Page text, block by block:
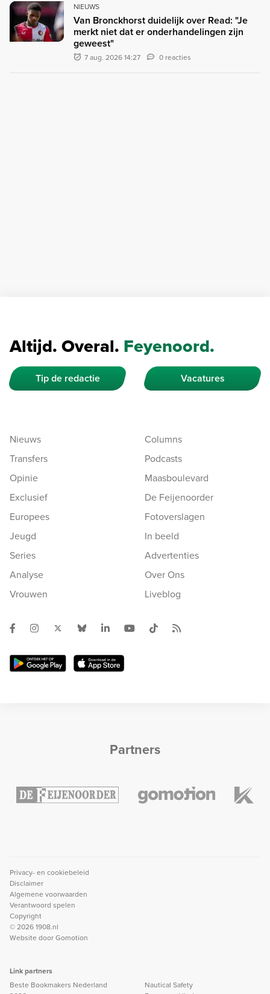
NIEUWS
Van Bronckhorst duidelijk over Read: "Je
merkt niet dat er onderhandelingen zijn
geweest"
7 aug. 2026 14:27 0 reacties
Altijd. Overal. Feyenoord.
Tip de redactie Vacatures
Nieuws
Transfers
Opinie
Exclusief
Europees
Jeugd
Series
Analyse
Vrouwen
Columns
Podcasts
Maasboulevard
De Feijenoorder
Fotoverslagen
In beeld
Advertenties
Over Ons
Liveblog
Partners
Privacy- en cookiebeleid
Disclaimer
Algemene voorwaarden
Verantwoord spelen
Copyright
© 2026 1908.nl
Website doorGomotion
Link partners
Beste Bookmakers Nederland
Nautical Safety